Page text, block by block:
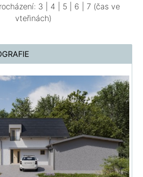
3 4 5 6 7 (čas ve
vteřinách)